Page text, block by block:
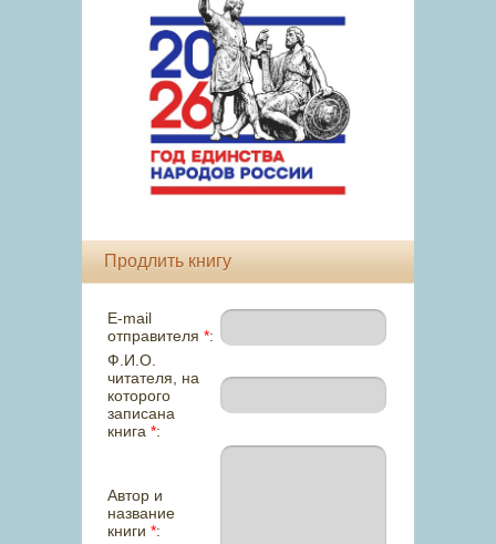
Продлить книгу
E-mail
отправителя *:
Ф.И.О.
читателя, на
которого
записана
книга *:
Автор и
название
книги *: